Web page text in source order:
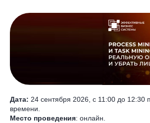
Дата: 24 сентября 2026, с 11:00 до 12:30
времени.
Место проведения: онлайн.